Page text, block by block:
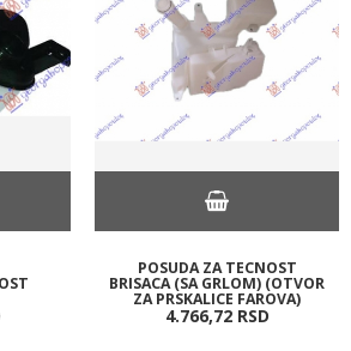
POSUDA ZA TECNOST
BRISACA (SA GRLOM) (OTVOR
ZA PRSKALICE FAROVA)
4.766,72 RSD